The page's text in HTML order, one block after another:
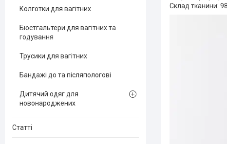
Склад тканини:
Колготки для вагітних
Бюстгальтери для вагітних та
годування
Трусики для вагітних
Бандажі до та післяпологові
Дитячий одяг для
новонароджених
Статті